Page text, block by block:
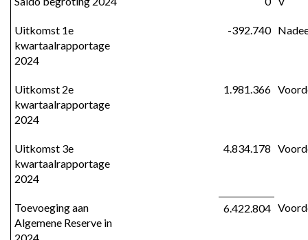
Uitkomst 1e
kwartaalrapportage
2024
-392.740
Uitkomst 2e
kwartaalrapportage
2024
1.981.366
Uitkomst 3e
kwartaalrapportage
2024
4.834.178
Toevoeging aan
Algemene Reserve in
6.422.804